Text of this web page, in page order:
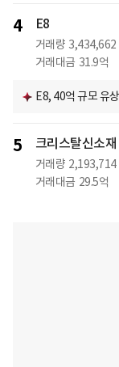
4 E8
거래량 3,434,662
거래대금 31.9억
E8, 40억 규모 유
5 크리스탈신소재
거래량 2,193,714
거래대금 29.5억